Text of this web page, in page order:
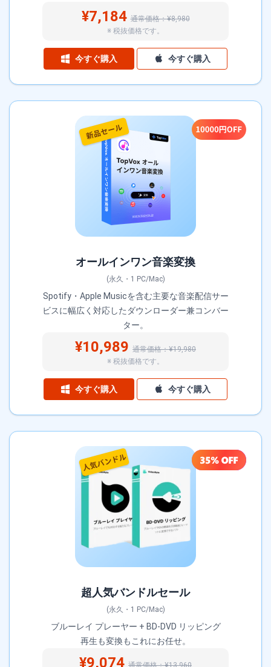
¥7,184通常価格：¥8,980
※ 税抜価格です。
今すぐ購入 今すぐ購入
オールインワン音楽変換
(永久・1 PC/Mac)
Spotify・Apple Musicを含む主要な音楽配信サー
ビスに幅広く対応したダウンローダー兼コンバー
ター。
¥10,989 通常価格：¥19,980
※ 税抜価格です。
今すぐ購入 今すぐ購入
超人気バンドルセール
(永久・1 PC/Mac)
ブルーレイ プレーヤー + BD-DVD リッピング
再生も変換もこれにお任せ。
¥9,074 通常価格：¥13,960